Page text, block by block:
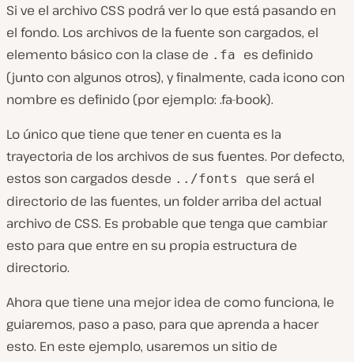
Si ve el archivo CSS podrá ver lo que está pasando en
el fondo. Los archivos de la fuente son cargados, el
elemento básico con la clase de .fa es definido
(junto con algunos otros), y finalmente, cada icono con
nombre es definido (por ejemplo: .fa-book).
Lo único que tiene que tener en cuenta es la
trayectoria de los archivos de sus fuentes. Por defecto,
estos son cargados desde ../fonts que será el
directorio de las fuentes, un folder arriba del actual
archivo de CSS. Es probable que tenga que cambiar
esto para que entre en su propia estructura de
directorio.
Ahora que tiene una mejor idea de como funciona, le
guiaremos, paso a paso, para que aprenda a hacer
esto. En este ejemplo, usaremos un sitio de